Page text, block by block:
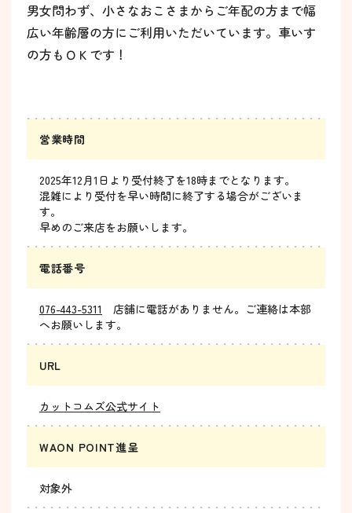
男女問わず、小さなおこさまからご年配の方まで幅
広い年齢層の方にご利用いただいています。車いす
の方もＯＫです！
営業時間
2025年12月1日より受付終了を18時までとなります。
混雑により受付を早い時間に終了する場合がございま
す。
早めのご来店をお願いします。
電話番号
076-443-5311
店舗に電話がありません。ご連絡は本部
へお願いします。
URL
カットコムズ公式サイト
WAON POINT進呈
対象外